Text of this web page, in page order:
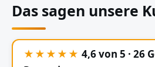
Das sagen unsere
★★★★★ 4,6 von 5 · 26